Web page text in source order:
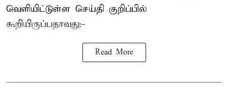
வெளியிட்டுள்ள செய்தி குறிப்பில்
கூறியிருப்பதாவது:-
Read More